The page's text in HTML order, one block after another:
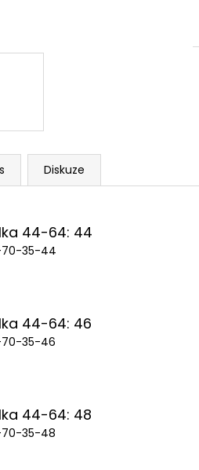
Diskuze
44-64: 44
70-35-44
44-64: 46
70-35-46
44-64: 48
70-35-48